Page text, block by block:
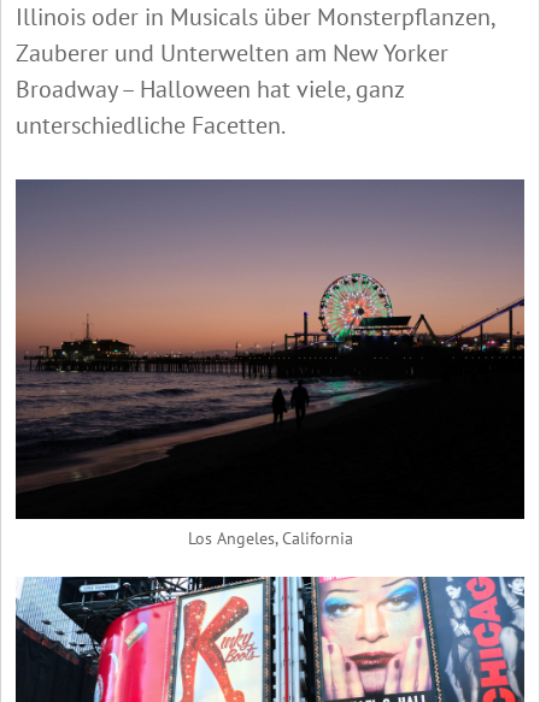
Illinois oder in Musicals über Monsterpflanzen,
Zauberer und Unterwelten am New Yorker
Broadway – Halloween hat viele, ganz
unterschiedliche Facetten.
Los Angeles, California